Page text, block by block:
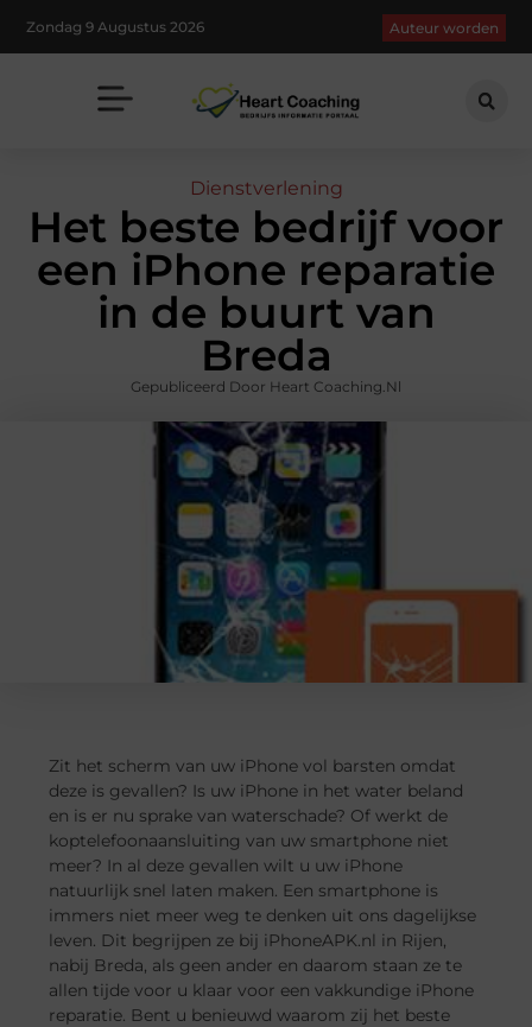
Zondag 9 Augustus 2026 Auteur worden
Dienstverlening
Het beste bedrijf voor
een iPhone reparatie
in de buurt van
Breda
Gepubliceerd Door Heart Coaching.nl
Zit het scherm van uw iPhone vol barsten omdat
deze is gevallen? Is uw iPhone in het water beland
en is er nu sprake van waterschade? Of werkt de
koptelefoonaansluiting van uw smartphone niet
meer? In al deze gevallen wilt u uw iPhone
natuurlijk snel laten maken. Een smartphone is
immers niet meer weg te denken uit ons dagelijkse
leven. Dit begrijpen ze bij iPhoneAPK.nl in Rijen,
nabij Breda, als geen ander en daarom staan ze te
allen tijde voor u klaar voor een vakkundige iPhone
reparatie. Bent u benieuwd waarom zij het beste